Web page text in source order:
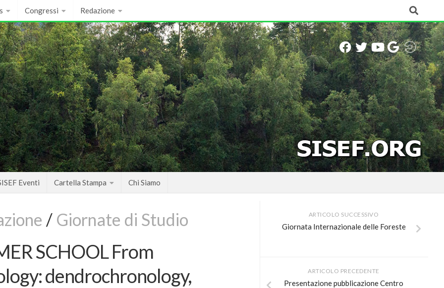
Congressi Redazione
Eventi Cartella Stampa Chi Siamo
/ Giornate di Studio
SCHOOL From
dendrochronology,
ARTICOLO SUCCESSIVO
Giornata Internazionale delle Foreste
ARTICOLO PRECEDENTE
Presentazione pubblicazione Centro